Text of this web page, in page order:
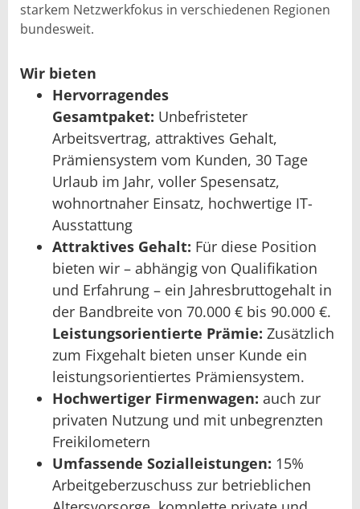
starkem Netzwerkfokus in verschiedenen Regionen
bundesweit.
Wir bieten
Hervorragendes
Gesamtpaket: Unbefristeter
Arbeitsvertrag, attraktives Gehalt,
Prämiensystem vom Kunden, 30 Tage
Urlaub im Jahr, voller Spesensatz,
wohnortnaher Einsatz, hochwertige IT-
Ausstattung
Attraktives Gehalt: Für diese Position
bieten wir – abhängig von Qualifikation
und Erfahrung – ein Jahresbruttogehalt in
der Bandbreite von 70.000 € bis 90.000 €.
Leistungsorientierte Prämie: Zusätzlich
zum Fixgehalt bieten unser Kunde ein
leistungsorientiertes Prämiensystem.
Hochwertiger Firmenwagen: auch zur
privaten Nutzung und mit unbegrenzten
Freikilometern
Umfassende Sozialleistungen: 15%
Arbeitgeberzuschuss zur betrieblichen